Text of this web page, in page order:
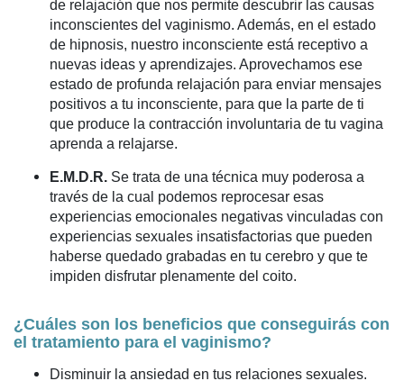
de relajación que nos permite descubrir las causas
inconscientes del vaginismo. Además, en el estado
de hipnosis, nuestro inconsciente está receptivo a
nuevas ideas y aprendizajes. Aprovechamos ese
estado de profunda relajación para enviar mensajes
positivos a tu inconsciente, para que la parte de ti
que produce la contracción involuntaria de tu vagina
aprenda a relajarse.
E.M.D.R. Se trata de una técnica muy poderosa a
través de la cual podemos reprocesar esas
experiencias emocionales negativas vinculadas con
experiencias sexuales insatisfactorias que pueden
haberse quedado grabadas en tu cerebro y que te
impiden disfrutar plenamente del coito.
¿Cuáles son los beneficios que conseguirás con
el tratamiento para el vaginismo?
Disminuir la ansiedad en tus relaciones sexuales.